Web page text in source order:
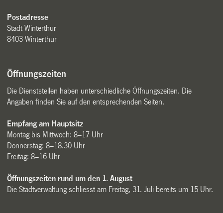
Postadresse
Stadt Winterthur
8403 Winterthur
Öffnungszeiten
Die Dienststellen haben unterschiedliche Öffnungszeiten. Die
Angaben finden Sie auf den entsprechenden Seiten.
Empfang am Hauptsitz
Montag bis Mittwoch: 8–17 Uhr
Donnerstag: 8–18.30 Uhr
Freitag: 8–16 Uhr
Öffnungszeiten rund um den 1. August
Die Stadtverwaltung schliesst am Freitag, 31. Juli bereits um 15 Uhr.